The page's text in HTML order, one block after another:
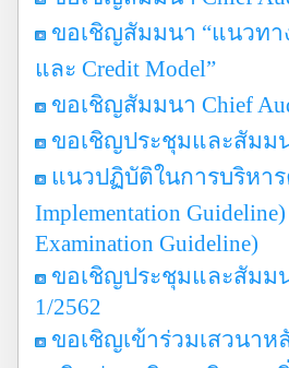
ขอเชิญสัมมนา “แนวทา
และ Credit Model”
ขอเชิญสัมมนา Chief
ขอเชิญประชุมและสัมมนา
แนวปฏิบัติในการบริหาร
Implementation
Examination Guideline)
ขอเชิญประชุมและสัมม
1/2562
ขอเชิญเข้าร่วมเสวนา